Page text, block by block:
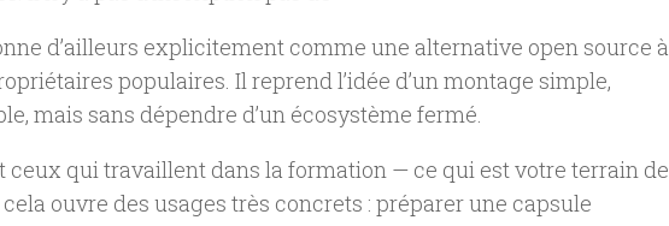
d’ailleurs explicitement comme une alternative open source à
populaires. Il reprend l’idée d’un montage simple,
mais sans dépendre d’un écosystème fermé.
ceux qui travaillent dans la formation — ce qui est votre terrain de
ouvre des usages très concrets : préparer une capsule